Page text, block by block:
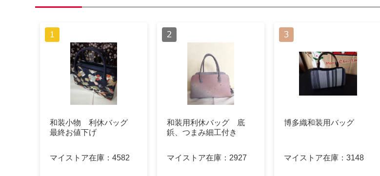
和装小物 利休バッグ
最終お値下げ
マイストア在庫： 4582
和装用利休バッグ 底
鋲、つまみ細工付き
マイストア在庫： 2927
博多織和装用バッグ
マイストア在庫： 3148